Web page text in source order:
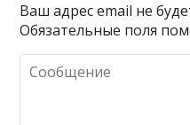
Ваш адрес email не
Обязательные поля